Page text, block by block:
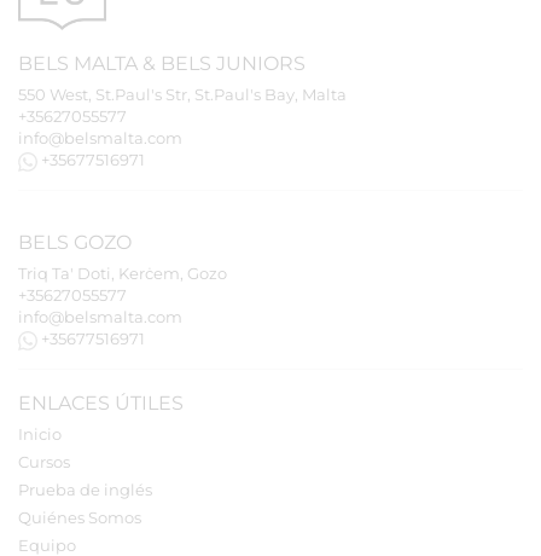
BELS MALTA & BELS JUNIORS
550 West, St.Paul's Str, St.Paul's Bay, Malta
+35627055577
info@belsmalta.com
+35677516971
BELS GOZO
Triq Ta' Doti, Kerċem, Gozo
+35627055577
info@belsmalta.com
+35677516971
ENLACES ÚTILES
Inicio
Cursos
Prueba de inglés
Quiénes Somos
Equipo